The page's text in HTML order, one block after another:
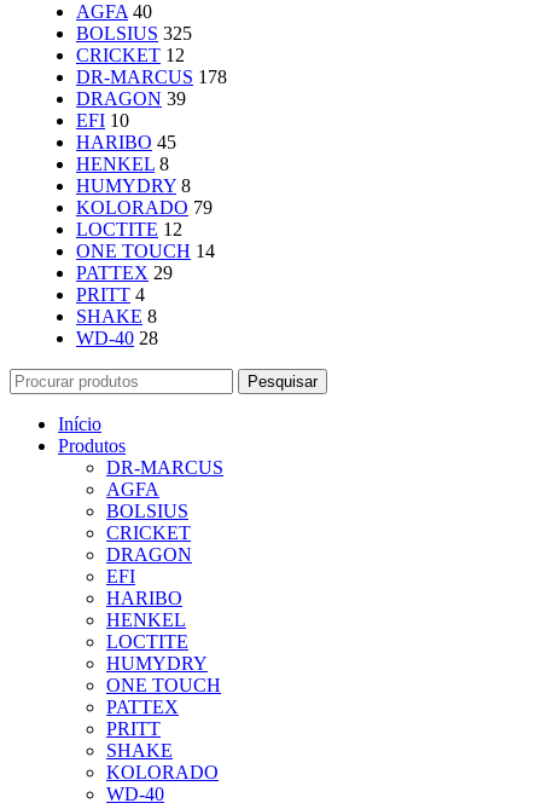
AGFA 40
BOLSIUS 325
CRICKET 12
DR-MARCUS 178
DRAGON 39
EFI 10
HARIBO 45
HENKEL 8
HUMYDRY 8
KOLORADO 79
LOCTITE 12
ONE TOUCH 14
PATTEX 29
PRITT 4
SHAKE 8
WD-40 28
Pesquisar
Início
Produtos
DR-MARCUS
AGFA
BOLSIUS
CRICKET
DRAGON
EFI
HARIBO
HENKEL
LOCTITE
HUMYDRY
ONE TOUCH
PATTEX
PRITT
SHAKE
KOLORADO
WD-40